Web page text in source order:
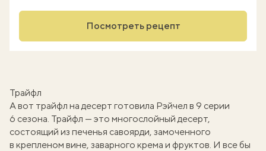
Посмотреть рецепт
Трайфл
А вот трайфл на десерт готовила Рэйчел в 9 серии
6 сезона. Трайфл — это многослойный десерт,
состоящий из печенья савоярди, замоченного
в крепленом вине, заварного крема и фруктов. И все бы